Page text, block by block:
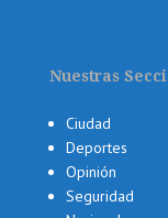
Nuestras
Ciudad
Deportes
Opinión
Seguridad